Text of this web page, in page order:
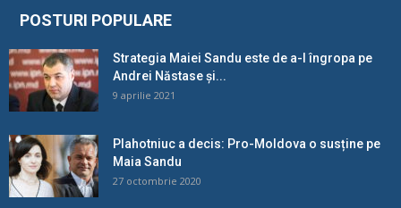
POSTURI POPULARE
Strategia Maiei Sandu este de a-l îngropa pe
Andrei Năstase și...
9 aprilie 2021
Plahotniuc a decis: Pro-Moldova o susține pe
Maia Sandu
27 octombrie 2020